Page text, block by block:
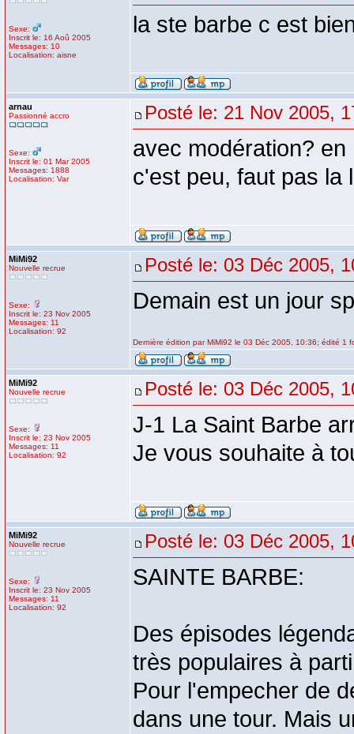
Sexe:
Inscrit le: 16 Aoû 2005
Messages: 10
Localisation: aisne
la ste barbe c est
arnau
Passionné accro
Sexe:
Inscrit le: 01 Mar 2005
Messages: 1888
Localisation: Var
Posté le: 21 Nov 2005,
avec modération?
c'est peu, faut pas la
MiMi92
Nouvelle recrue
Sexe:
Inscrit le: 23 Nov 2005
Messages: 11
Localisation: 92
Posté le: 03 Déc 2005,
Demain est un jour
Dernière édition par MiMi92 le 03 Déc 2005, 10:36; édité 1
MiMi92
Nouvelle recrue
Sexe:
Inscrit le: 23 Nov 2005
Messages: 11
Localisation: 92
Posté le: 03 Déc 2005,
J-1 La Saint Barbe
Je vous souhaite à
MiMi92
Nouvelle recrue
Sexe:
Inscrit le: 23 Nov 2005
Messages: 11
Localisation: 92
Posté le: 03 Déc 2005,
SAINTE BARBE:
Des épisodes
très populaires à
Pour l'empecher de
dans une tour. Mais